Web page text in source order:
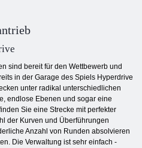
sind bereit für den Wettbewerb und
in der Garage des Spiels Hyperdrive
unter radikal unterschiedlichen
endlose Ebenen und sogar eine
Sie eine Strecke mit perfekter
der Kurven und Überführungen
Anzahl von Runden absolvieren
Die Verwaltung ist sehr einfach -